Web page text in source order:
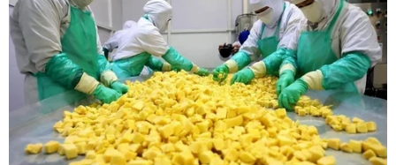
một sứ mệnh vô cùng ý nghĩa là tôn vinh, cổ vũ, khuyến
khích những đóng góp của nữ tri thức trong nghiên cứu
khoa học.